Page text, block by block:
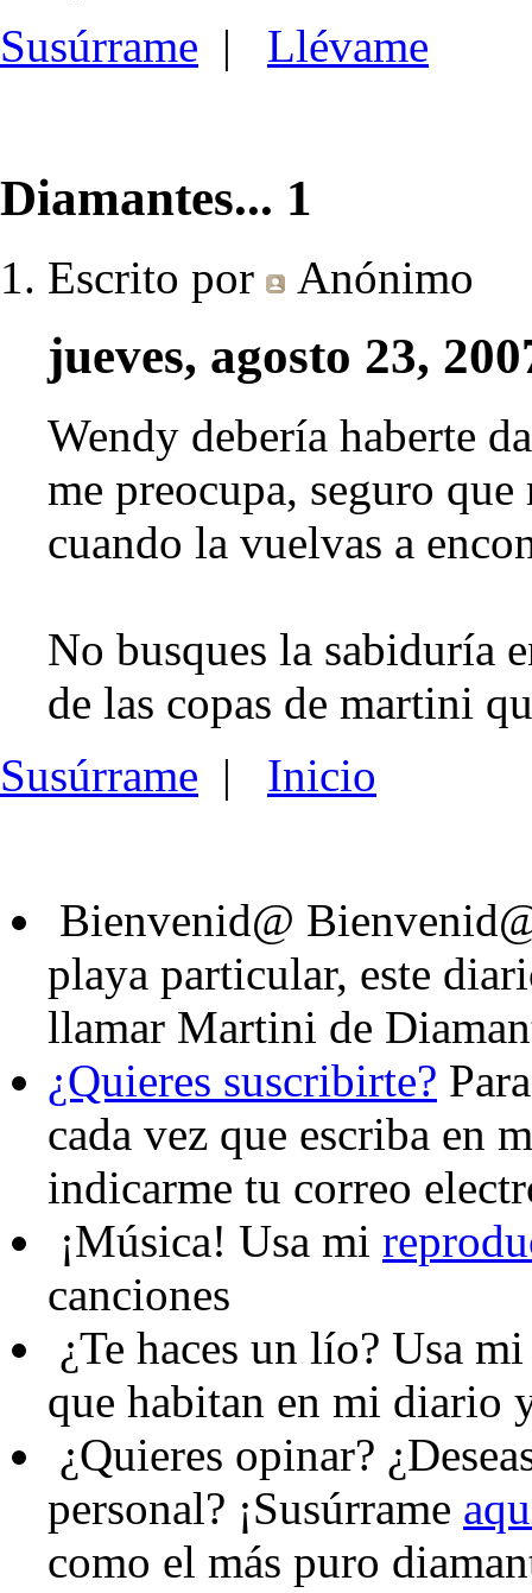
Susúrrame | Llévame
Diamantes... 1
Escrito por Anónimo
jueves, agosto 23,
Wendy debería haberte
me preocupa, seguro
cuando la vuelvas a
No busques la sabiduría
de las copas de martini
Susúrrame | Inicio
Bienvenid@
playa particular, este
llamar Martini de
¿Quieres suscribirte?
cada vez que escriba en
indicarme tu correo
¡Música! Usa mi
canciones
¿Te haces un lío? Usa
que habitan en mi diario
¿Quieres opinar?
personal? ¡Susúrrame
como el más puro